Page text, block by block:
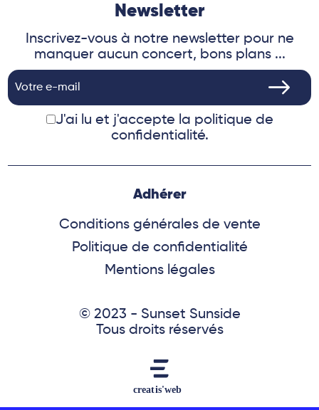
Newsletter
Inscrivez-vous à notre newsletter pour ne
manquer aucun concert, bons plans ...
J'ai lu et j'accepte la politique de
confidentialité.
Adhérer
Conditions générales de vente
Politique de confidentialité
Mentions légales
© 2023 - Sunset Sunside
Tous droits réservés